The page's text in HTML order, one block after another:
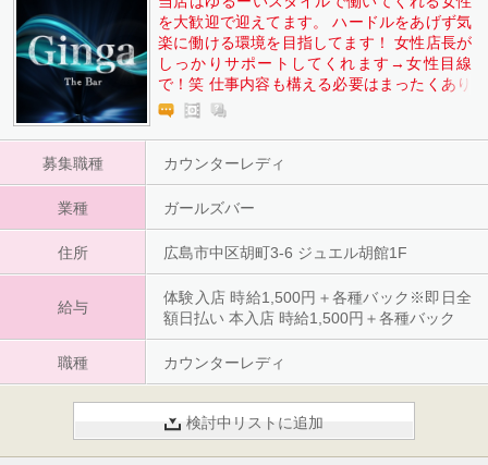
を大歓迎で迎えてます。 ハードルをあげず気
楽に働ける環境を目指してます！ 女性店長が
しっかりサポートしてくれます→女性目線
で！笑 仕事内容も構える必要はまったくあり
ません× お酒を作ったりフードを作ったりし
も自由（オリジナルＴシャツ貸し出し可能）
交通費も支給ありで更に24時以降は送りもあ
るのでゆっくり働けます♪ 体入して決めても
らってもOKです＾＾
募集職種 カウンターレディ
業種 ガールズバー
住所 広島市中区胡町3-6 ジュエル胡館1F
給与
体験入店 時給1,500円＋各種バック※即日全
額日払い 本入店 時給1,500円＋各種バック
職種 カウンターレディ
検討中リストに追加